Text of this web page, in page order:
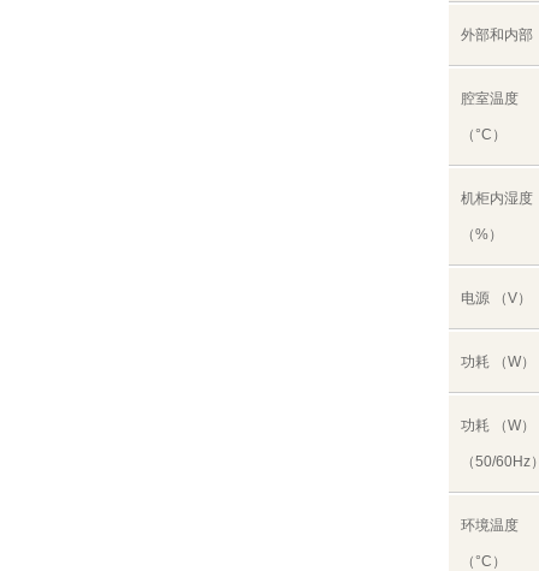
外部和内部
腔室温度
（°C）
机柜内湿度
（%）
电源 （V）
功耗 （W）
功耗 （W）
（50/60Hz
环境温度
（°C）